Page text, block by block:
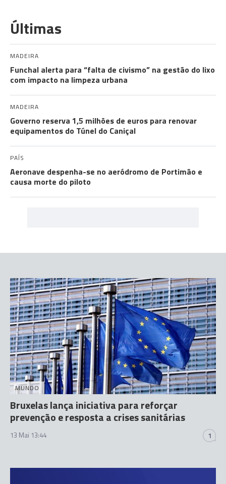
Últimas
MADEIRA
Funchal alerta para “falta de civismo” na gestão do lixo
com impacto na limpeza urbana
MADEIRA
Governo reserva 1,5 milhões de euros para renovar
equipamentos do Túnel do Caniçal
PAÍS
Aeronave despenha-se no aeródromo de Portimão e
causa morte do piloto
MUNDO
Bruxelas lança iniciativa para reforçar
prevenção e resposta a crises sanitárias
13 Mai 13:44 1